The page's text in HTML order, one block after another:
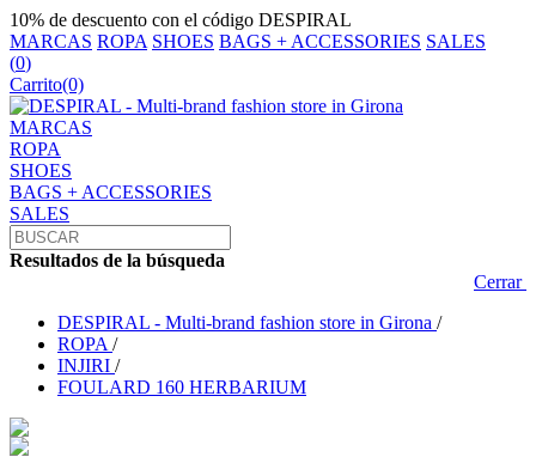
10% de descuento con el código DESPIRAL
MARCAS ROPA SHOES BAGS + ACCESSORIES SALES
(0)
Carrito(0)
MARCAS
ROPA
SHOES
BAGS + ACCESSORIES
SALES
Resultados de la búsqueda
Cerrar
DESPIRAL - Multi-brand fashion store in Girona /
ROPA /
INJIRI /
FOULARD 160 HERBARIUM